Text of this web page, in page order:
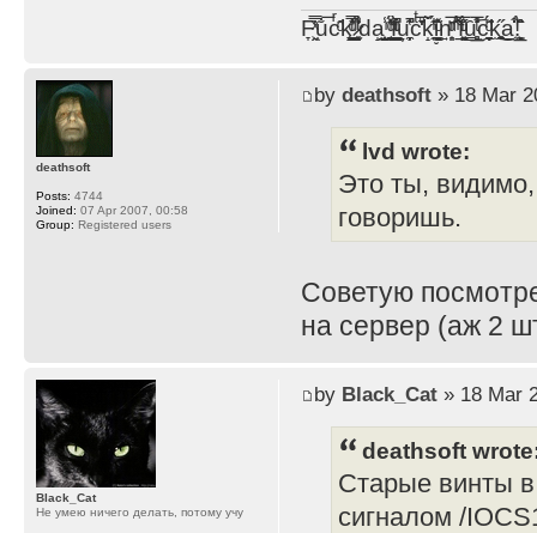
F̞͖̭̿̔ͯu̐̅cͬ̑ͩk̨̤̳͇̮̭̪̠̽̿̓̆ͭͩ ̷̩̰͎̩͓̘̾̀ͬ̊ͭ͛ͅda̝̺͙̬͎̝̾͟ ̰̜̝̯͉̯̖̓̎́ͨ̽ͫ͟f̟͇̭̀ͬͨͭ̐̚u̹̼̹̗̞͑̔͂͐̚cͭ̅̊̆̒̆ǩ̝̩̯́ͥ̔̍̑ḭ͓͍̳̬ͦ̽͂n͍͎͈̈̅ͩͬ ̊ͫ̂̾̑̈́f̲͚͉͓͗̋́ͧͦ̅ȗ͇̲̻͈̲̅̎͗͒ͭ͡c̬̟̠̹̯̈́ͩ͘ͅk̫̠̻̋͜a̲͒̾̇!͙͕̺͉̗̩̲̂̏̄̀
by deathsoft» 18 Mar
lvd wrote:
Это ты,
говоришь.
Советую
на сервер (аж 2
deathsoft
Posts: 4744
Joined: 07 Apr 2007, 00:58
Group: Registered users
by Black_Cat» 18 Mar
deathsoft
Старые винты
сигналом /
Black_Cat
Не умею ничего делать, потому учу